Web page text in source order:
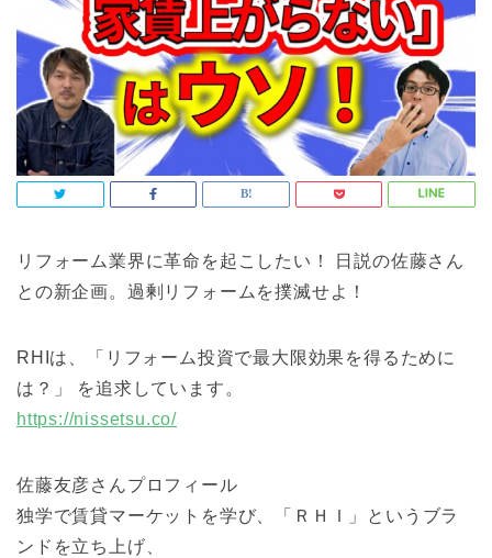
リフォーム業界に革命を起こしたい！ 日説の佐藤さん
との新企画。過剰リフォームを撲滅せよ！
RHIは、「リフォーム投資で最大限効果を得るために
は？」 を追求しています。
https://nissetsu.co/
佐藤友彦さんプロフィール
独学で賃貸マーケットを学び、「ＲＨＩ」というブラ
ンドを立ち上げ、